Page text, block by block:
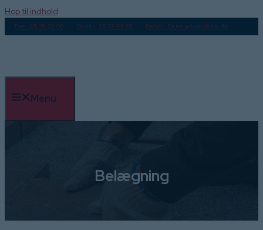
Hop til indhold
Tom: 25 15 20 06 Danni: 26 22 49 20 Danni: Danni@tomolsen.dk
Menu
Belægning